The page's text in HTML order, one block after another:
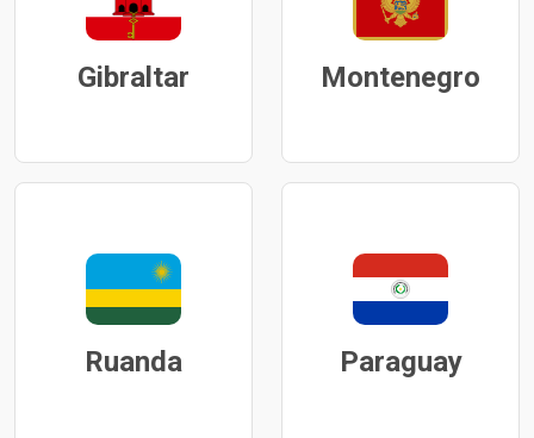
Gibraltar Montenegro
Ruanda Paraguay